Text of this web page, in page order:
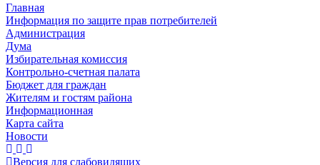
Главная
Информация по защите прав потребителей
Администрация
Дума
Избирательная комиссия
Контрольно-счетная палата
Бюджет для граждан
Жителям и гостям района
Информационная
Карта сайта
Новости
Версия для слабовидящих